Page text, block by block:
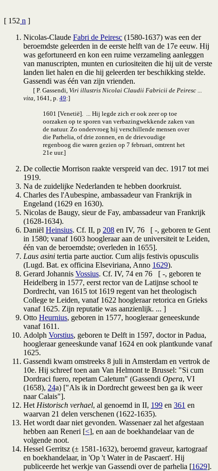
[ 152 n ]
Nicolas-Claude Fabri de Peiresc (1580-1637) was een der
beroemdste geleerden in de eerste helft van de 17e eeuw. Hij
was gefortuneerd en kon een ruime verzameling aanleggen
van manuscripten, munten en curiositeiten die hij uit de verste
landen liet halen en die hij geleerden ter beschikking stelde.
Gassendi was één van zijn vrienden.
[ P. Gassendi, Viri illustris Nicolai Claudii Fabricii de Peiresc ...
vita , 1641, p. 49:]
1601 [Venetië]. ... Hij legde zich er ook zeer op toe
oorzaken op te sporen van verbazingwekkende zaken van
de natuur. Zo ondervroeg hij verschillende mensen over
die Parhelia, of drie zonnen, en de drievoudige
regenboog die waren gezien op 7 februari, omtrent het
21e uur.]
De collectie Morrison raakte verspreid van dec. 1917 tot mei
1919.
Na de zuidelijke Nederlanden te hebben doorkruist.
Charles des l'Aubespine, ambassadeur van Frankrijk in
Engeland (1629 en 1630).
Nicolas de Baugy, sieur de Fay, ambassadeur van Frankrijk
(1628-1634).
Daniël Heinsius. Cf. II, p 208 en IV, 76 [ -, geboren te Gent
in 1580; vanaf 1603 hoogleraar aan de universiteit te Leiden,
één van de beroemdste; overleden in 1655].
Laus asini tertia parte auctior. Cum alijs festivis opusculis
(Lugd. Bat. ex officina Elseviriana, Anno 1629).
Gerard Johannis Vossius. Cf. IV, 74 en 76 [ -, geboren te
Heidelberg in 1577, eerst rector van de Latijnse school te
Dordrecht, van 1615 tot 1619 regent van het theologisch
College te Leiden, vanaf 1622 hoogleraar retorica en Grieks
vanaf 1625. Zijn reputatie was aanzienlijk. ... ]
Otto Heurnius, geboren in 1577, hoogleraar geneeskunde
vanaf 1611.
Adolph Vorstius, geboren te Delft in 1597, doctor in Padua,
hoogleraar geneeskunde vanaf 1624 en ook plantkunde vanaf
1625.
Gassendi kwam omstreeks 8 juli in Amsterdam en vertrok de
10e. Hij schreef toen aan Van Helmont te Brussel: "Si cum
Dordraci fuero, repetam Caletum" (Gassendi Opera, VI
(1658), 24a) ["Als ik in Dordrecht geweest ben ga ik weer
naar Calais"].
Het Historisch verhael, al genoemd in II, 199 en 361 en
waarvan 21 delen verschenen (1622-1635).
Het wordt daar niet gevonden. Wassenaer zal het afgestaan
hebben aan Reneri [<], en aan de boekhandelaar van de
volgende noot.
Hessel Gerritsz (± 1581-1632), beroemd graveur, kartograaf
en boekhandelaar, in 'Op 't Water in de Pascaert'. Hij
publiceerde het werkje van Gassendi over de parhelia [1629].